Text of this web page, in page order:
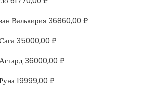
Валькирия36860,00 ₽
35000,00 ₽
36000,00 ₽
19999,00 ₽